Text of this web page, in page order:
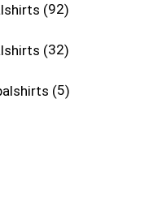
92
32
5